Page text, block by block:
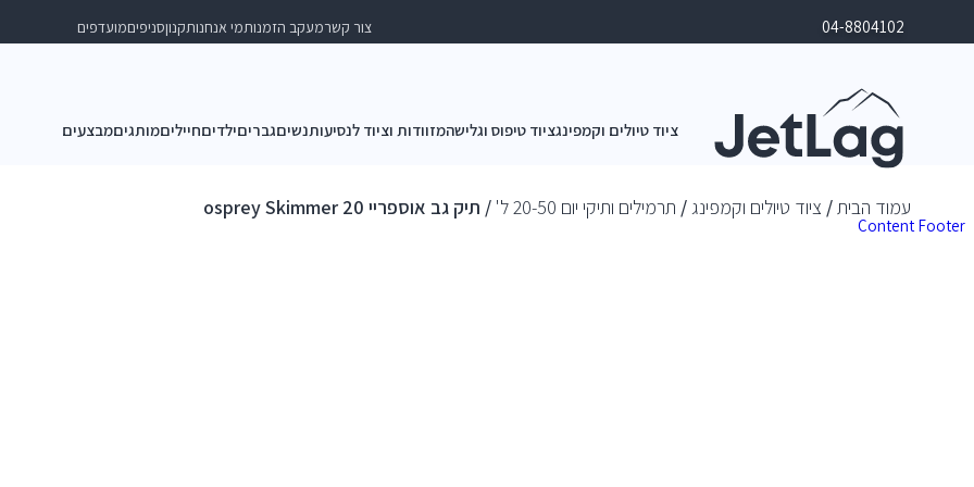
Content Footer
04-8804102 צור קשרמעקב הזמנותמי אנחנותקנוןסניפיםמועדפים
ציוד טיולים וקמפינגציוד טיפוס וגלישהמזוודות וציוד לנסיעותנשיםגבריםילדיםחייליםמותגיםמבצעים
עמוד הבית/ ציוד טיולים וקמפינג/ תרמילים ותיקי יום 20-50 ל' / תיק גב אוספריי osprey Skimmer 20